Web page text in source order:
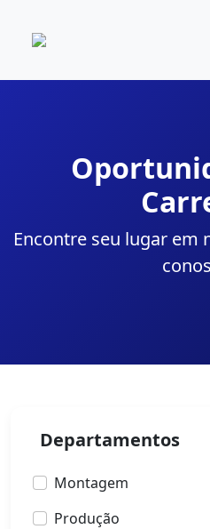
Encontre seu lugar em
Departamentos
Montagem
Produção